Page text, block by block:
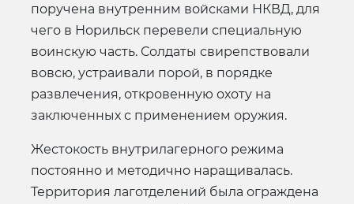
поручена внутренним войсками НКВД, для
чего в Норильск перевели специальную
воинскую часть. Солдаты свирепствовали
вовсю, устраивали порой, в порядке
развлечения, откровенную охоту на
заключенных с применением оружия.
Жестокость внутрилагерного режима
постоянно и методично наращивалась.
Территория лаготделений была ограждена